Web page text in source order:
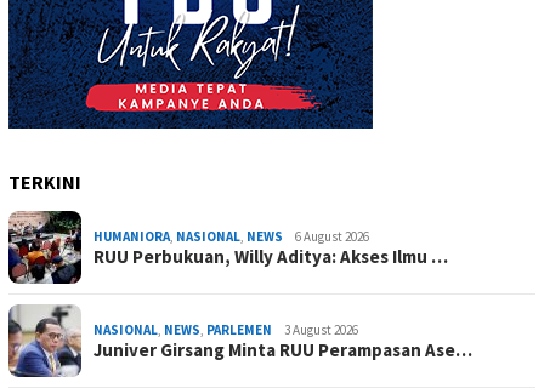
TERKINI
HUMANIORA NASIONAL NEWS 6 August 2026
RUU Perbukuan, Willy Aditya: Akses Ilmu …
NASIONAL NEWS PARLEMEN 3 August 2026
Juniver Girsang Minta RUU Perampasan Ase…